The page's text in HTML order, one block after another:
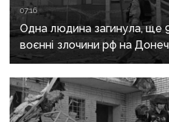
07:16
Одна людина загинула, ще
воєнні злочини рф на